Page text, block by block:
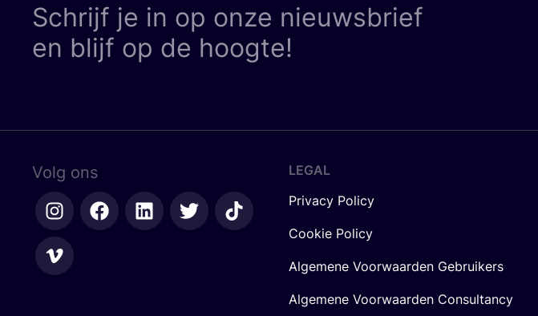
Schrijf je in op onze nieuwsbrief
en blijf op de hoogte!
Volg ons
LEGAL
Privacy Policy
Cookie Policy
Algemene Voorwaarden Gebruikers
Algemene Voorwaarden Consultancy